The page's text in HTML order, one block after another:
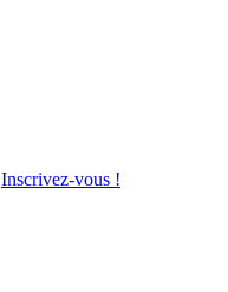
Inscrivez-vous !